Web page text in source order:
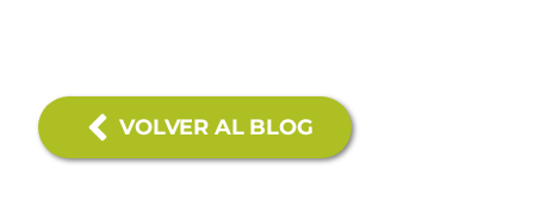
VOLVER AL BLOG